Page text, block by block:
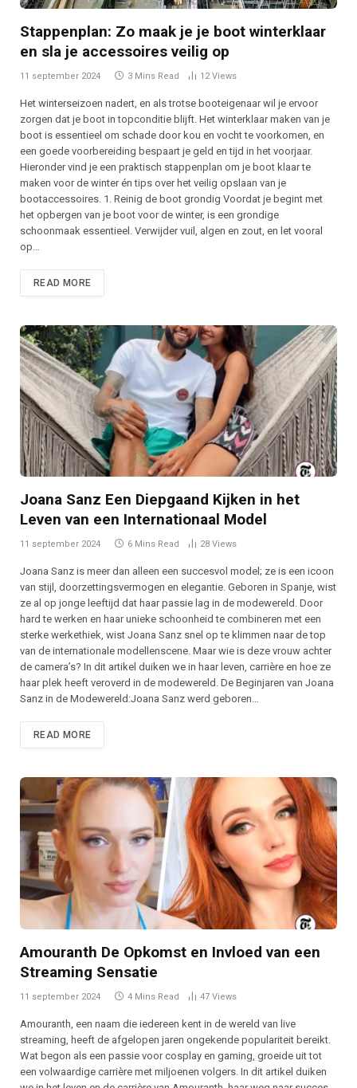
Stappenplan: Zo maak je je boot winterklaar
en sla je accessoires veilig op
11 september 2024 3 Mins Read 12Views
Het winterseizoen nadert, en als trotse booteigenaar wil je ervoor
zorgen dat je boot in topconditie blijft. Het winterklaar maken van je
boot is essentieel om schade door kou en vocht te voorkomen, en
een goede voorbereiding bespaart je geld en tijd in het voorjaar.
Hieronder vind je een praktisch stappenplan om je boot klaar te
maken voor de winter én tips over het veilig opslaan van je
bootaccessoires. 1. Reinig de boot grondig Voordat je begint met
het opbergen van je boot voor de winter, is een grondige
schoonmaak essentieel. Verwijder vuil, algen en zout, en let vooral
op…
READ MORE
Joana Sanz Een Diepgaand Kijken in het
Leven van een Internationaal Model
11 september 2024 6 Mins Read 28 Views
Joana Sanz is meer dan alleen een succesvol model; ze is een icoon
van stijl, doorzettingsvermogen en elegantie. Geboren in Spanje, wist
ze al op jonge leeftijd dat haar passie lag in de modewereld. Door
hard te werken en haar unieke schoonheid te combineren met een
sterke werkethiek, wist Joana Sanz snel op te klimmen naar de top
van de internationale modellenscene. Maar wie is deze vrouw achter
de camera’s? In dit artikel duiken we in haar leven, carrière en hoe ze
haar plek heeft veroverd in de modewereld. De Beginjaren van Joana
Sanz in de Modewereld:Joana Sanz werd geboren…
READ MORE
Amouranth De Opkomst en Invloed van een
Streaming Sensatie
11 september 2024 4 Mins Read 47 Views
Amouranth, een naam die iedereen kent in de wereld van live
streaming, heeft de afgelopen jaren ongekende populariteit bereikt.
Wat begon als een passie voor cosplay en gaming, groeide uit tot
een volwaardige carrière met miljoenen volgers. In dit artikel duiken